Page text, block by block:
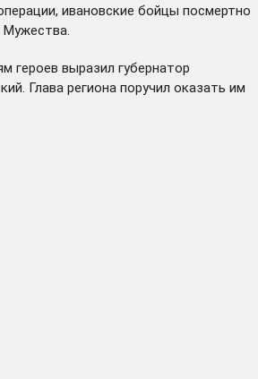
ивановские бойцы посмертно
героев выразил губернатор
Глава региона поручил оказать им